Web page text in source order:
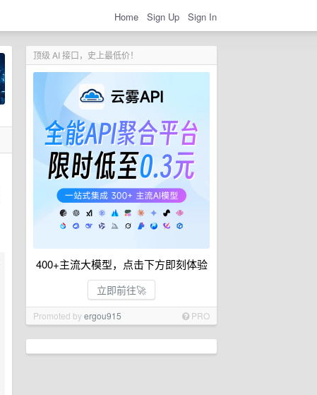
Home Sign Up Sign In
顶级 AI 接口，史上最低价！
400+主流大模型，点击下方即刻体验
立即前往🚀
Promoted byergou915 PRO